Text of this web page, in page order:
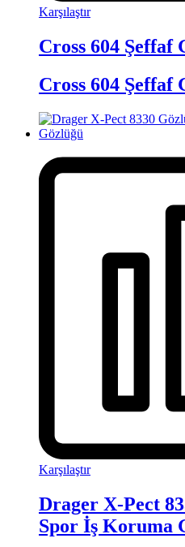
Karşılaştır
Cross 604 Şeffaf
Cross 604 Şeffaf
Karşılaştır
Drager X-Pect
Spor İş Koruma